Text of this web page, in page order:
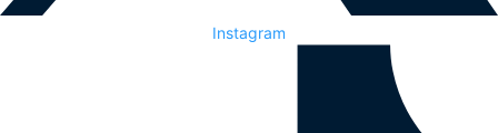
Instagram